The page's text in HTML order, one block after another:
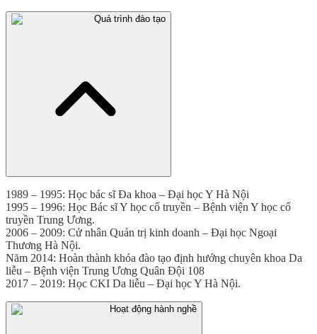
Quá trình đào tạo
1989 – 1995: Học bác sĩ Đa khoa – Đại học Y Hà Nội
1995 – 1996: Học Bác sĩ Y học cổ truyền – Bệnh viện Y học cổ
truyền Trung Ương.
2006 – 2009: Cử nhân Quản trị kinh doanh – Đại học Ngoại
Thương Hà Nội.
Năm 2014: Hoàn thành khóa đào tạo định hướng chuyên khoa Da
liễu – Bệnh viện Trung Ương Quân Đội 108
2017 – 2019: Học CKI Da liễu – Đại học Y Hà Nội.
Hoạt động hành nghề